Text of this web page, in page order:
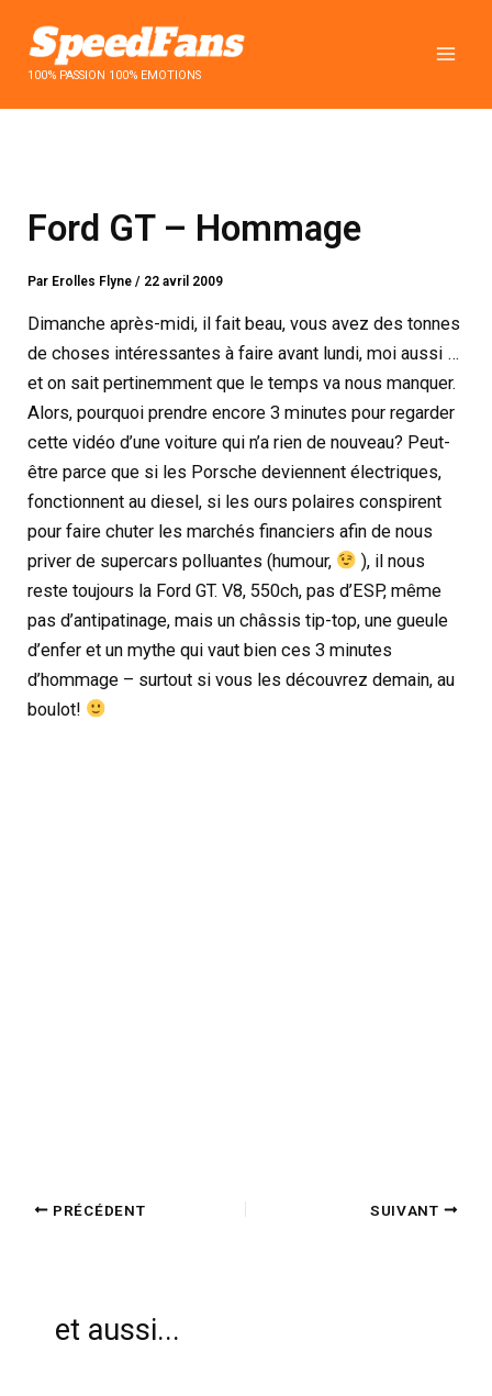
contenu100% PASSION 100% EMOTIONS
Ford GT – Hommage
Par Erolles Flyne/ 22 avril 2009
Dimanche après-midi, il fait beau, vous avez des tonnes
de choses intéressantes à faire avant lundi, moi aussi …
et on sait pertinemment que le temps va nous manquer.
Alors, pourquoi prendre encore 3 minutes pour regarder
cette vidéo d’une voiture qui n’a rien de nouveau? Peut-
être parce que si les Porsche deviennent électriques,
fonctionnent au diesel, si les ours polaires conspirent
pour faire chuter les marchés financiers afin de nous
priver de supercars polluantes (humour,
), il nous
reste toujours la Ford GT. V8, 550ch, pas d’ESP, même
pas d’antipatinage, mais un châssis tip-top, une gueule
d’enfer et un mythe qui vaut bien ces 3 minutes
d’hommage – surtout si vous les découvrez demain, au
boulot!
PRÉCÉDENT SUIVANT
et aussi...